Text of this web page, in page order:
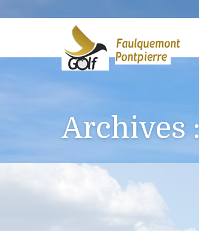
Archives :